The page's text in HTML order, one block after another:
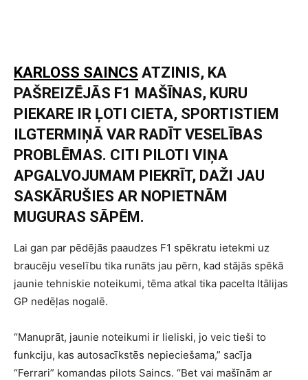
KARLOSS SAINCS ATZINIS, KA
PAŠREIZĒJĀS F1 MAŠĪNAS, KURU
PIEKARE IR ĻOTI CIETA, SPORTISTIEM
ILGTERMIŅĀ VAR RADĪT VESELĪBAS
PROBLĒMAS. CITI PILOTI VIŅA
APGALVOJUMAM PIEKRĪT, DAŽI JAU
SASKĀRUŠIES AR NOPIETNĀM
MUGURAS SĀPĒM.
Lai gan par pēdējās paaudzes F1 spēkratu ietekmi uz
braucēju veselību tika runāts jau pērn, kad stājās spēkā
jaunie tehniskie noteikumi, tēma atkal tika pacelta Itālijas
GP nedēļas nogalē.
“Manuprāt, jaunie noteikumi ir lieliski, jo veic tieši to
funkciju, kas autosacīkstēs nepieciešama,” sacīja
“Ferrari” komandas pilots Saincs. “Bet vai mašīnām ar